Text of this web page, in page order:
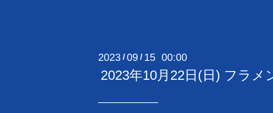
2023 /09 / 15 00:00
2023年10月22日(日) フラメ
─────────